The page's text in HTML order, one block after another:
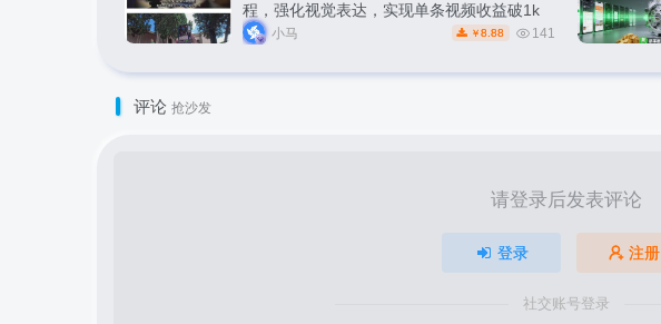
程，强化视觉表达，实现单条视频收益破1k
小马 ￥ 8.88 141
评论 抢沙发
请登录后发表评论
登录 注册
社交账号登录